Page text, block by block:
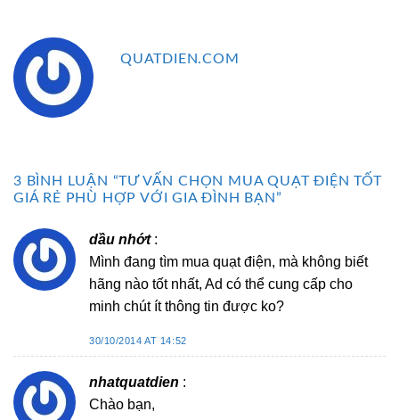
QUATDIEN.COM
3 BÌNH LUẬN “TƯ VẤN CHỌN MUA QUẠT ĐIỆN TỐT
GIÁ RẺ PHÙ HỢP VỚI GIA ĐÌNH BẠN”
dầu nhớt :
Mình đang tìm mua quạt điện, mà không biết
hãng nào tốt nhất, Ad có thể cung cấp cho
minh chút ít thông tin được ko?
30/10/2014 AT 14:52
nhatquatdien :
Chào bạn,